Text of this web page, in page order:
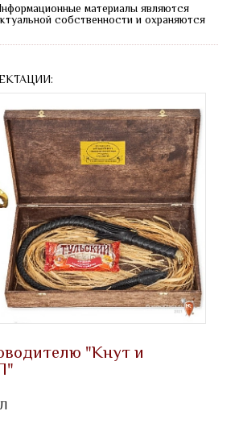
материалы являются
собственности и охраняются
"Кнут и